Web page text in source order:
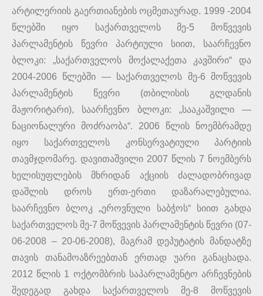
არტილერიის გაერთიანების ოცმეთაურად. 1999 -2004
წლებში იყო საქართველოს მე-5 მოწვევის
პარლამენტის წევრი პარტიული სიით, საარჩევნო
ბლოკი: „საქართველოს მოქალაქეთა კავშირი“ და
2004-2006 წლებში — საქართველოს მე-6 მოწვევის
პარლამენტის წევრი (თბილისის გლდანის
მაჟორიტარი), საარჩევნო ბლოკი: „სააკაშვილი —
ნაციონალური მოძრაობა“. 2006 წლის ნოემბრამდე
იყო საქართველოს კონსერვატიული პარტიის
თავმჯდომარე. დავითაშვილი 2007 წლის 7 ნოემბერს
ხელისუფლების მხრიდან აქციის ძალადობრივად
დაშლის დროს ერთ-ერთი დაზარალებულია.
საარჩევნო ბლოკ „ეროვნული საბჭოს“ სიით გახდა
საქართველოს მე-7 მოწვევის პარლამენტის წევრი (07-
06-2008 – 20-06-2008), მაგრამ დეპუტატის მანდატზე
თავის თანამოაზრეებთან ერთად უარი განაცხადა.
2012 წლის 1 ოქტომბრის საპარლამენტო არჩევნების
შედეგად გახდა საქართველოს მე-8 მოწვევის